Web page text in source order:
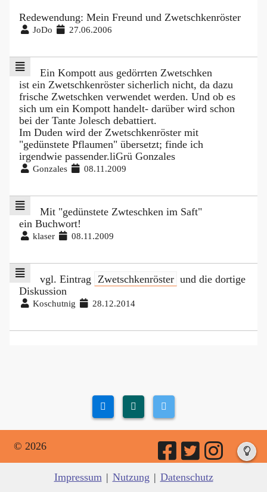
Redewendung: Mein Freund und Zwetschkenröster
JoDo 27.06.2006
Ein Kompott aus gedörrten Zwetschken
ist ein Zwetschkenröster sicherlich nicht, da dazu
frische Zwetschken verwendet werden. Und ob es
sich um ein Kompott handelt- darüber wird schon
bei der Tante Jolesch debattiert.
Im Duden wird der Zwetschkenröster mit
"gedünstete Pflaumen" übersetzt; finde ich
irgendwie passender.liGrü Gonzales
Gonzales 08.11.2009
Mit "gedünstete Zwteschken im Saft"
ein Buchwort!
klaser 08.11.2009
vgl. Eintrag Zwetschkenröster und die dortige
Diskussion
Koschutnig 28.12.2014
© 2026
Impressum | Nutzung | Datenschutz